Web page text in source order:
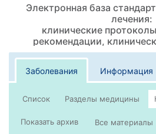
Электронная база
лечения:
клинические
рекомендации,
Заболевания Информация
Список
Все материалы